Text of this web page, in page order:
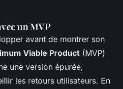
un MVP
avant de montrer son
Viable Product (MVP)
une version épurée,
les retours utilisateurs. En